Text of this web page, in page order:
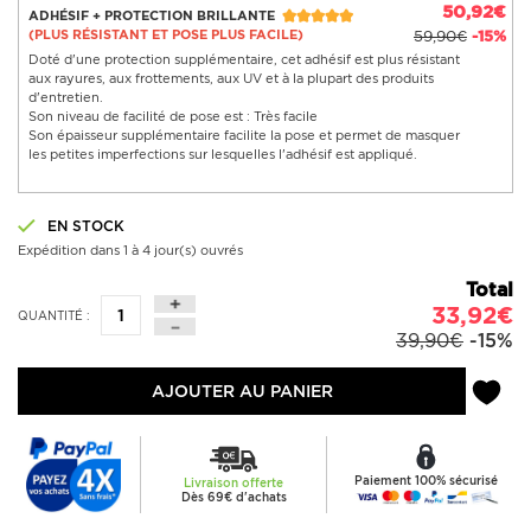
ADHÉSIF + PROTECTION BRILLANTE
(PLUS RÉSISTANT ET POSE PLUS FACILE)
50,92€
59,90€ -15%
Doté d'une protection supplémentaire, cet adhésif est plus résistant
aux rayures, aux frottements, aux UV et à la plupart des produits
d'entretien.
Son niveau de facilité de pose est : Très facile
Son épaisseur supplémentaire facilite la pose et permet de masquer
les petites imperfections sur lesquelles l'adhésif est appliqué.
EN STOCK
Expédition dans 1 à 4 jour(s) ouvrés
QUANTITÉ :
Total
33,92€
39,90€ -15%
AJOUTER AU PANIER
Livraison offerte
Dès 69€ d'achats
Paiement 100% sécurisé